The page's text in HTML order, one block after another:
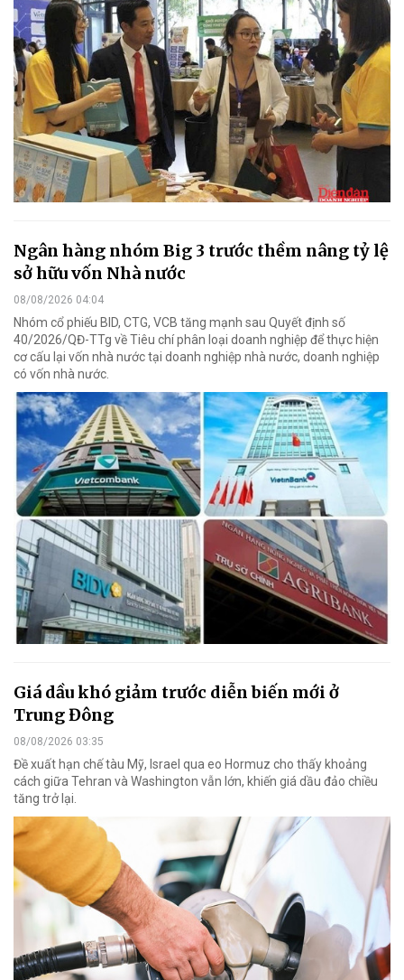
Ngân hàng nhóm Big 3 trước thềm nâng tỷ lệ
sở hữu vốn Nhà nước
08/08/2026 04:04
Nhóm cổ phiếu BID, CTG, VCB tăng mạnh sau Quyết định số
40/2026/QĐ-TTg về Tiêu chí phân loại doanh nghiệp để thực hiện
cơ cấu lại vốn nhà nước tại doanh nghiệp nhà nước, doanh nghiệp
có vốn nhà nước.
Giá dầu khó giảm trước diễn biến mới ở
Trung Đông
08/08/2026 03:35
Đề xuất hạn chế tàu Mỹ, Israel qua eo Hormuz cho thấy khoảng
cách giữa Tehran và Washington vẫn lớn, khiến giá dầu đảo chiều
tăng trở lại.